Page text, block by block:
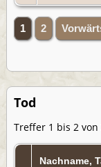
1 2
Tod
Treffer 1 bis 2 von
Nachname,